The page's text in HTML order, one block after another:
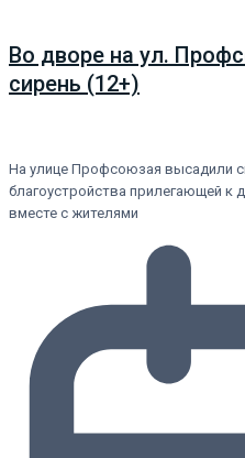
Во дворе на ул.
сирень (12+)
На улице Профсоюзая высадили
благоустройства прилегающей к
вместе с жителями